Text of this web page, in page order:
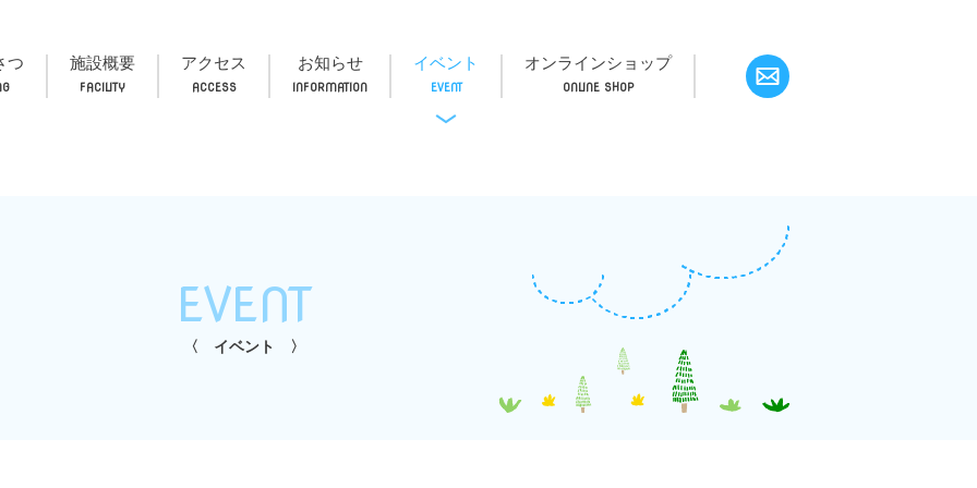
つ 施設概要 アクセス お知らせ イベント オンラインショップ
EVENT
イベント